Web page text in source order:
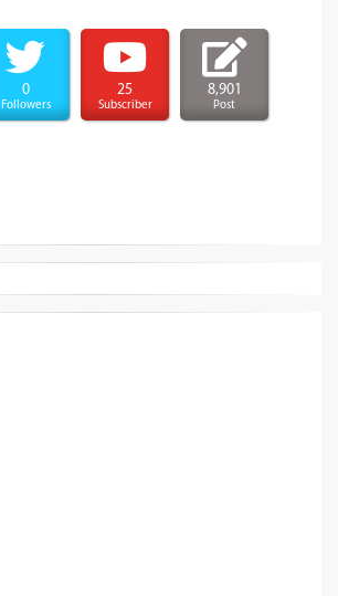
0
Followers
25
Subscriber
8,901
Post